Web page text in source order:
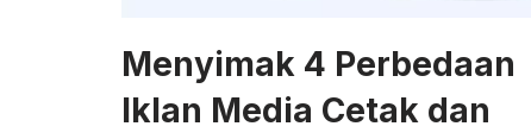
Menyimak 4 Perbedaan
Iklan Media Cetak dan